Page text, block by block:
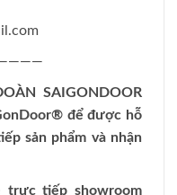
SAIGONDOOR
® để được hỗ
sản phẩm và nhận
trực tiếp showroom